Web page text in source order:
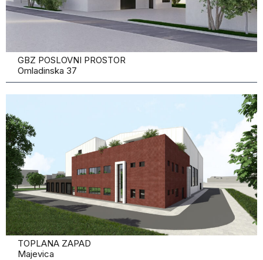
GBZ POSLOVNI PROSTOR
Omladinska 37
TOPLANA ZAPAD
Majevica